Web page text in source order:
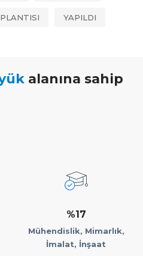
YAPILDI
alanına sahip
%17
Mühendislik, Mimarlık,
İmalat, İnşaat